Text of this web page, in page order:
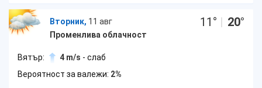
Вторник, 11 авг
Променлива облачност
11 ° | 20°
Вятър: 4 m/s - слаб
Вероятност за валежи: 2%